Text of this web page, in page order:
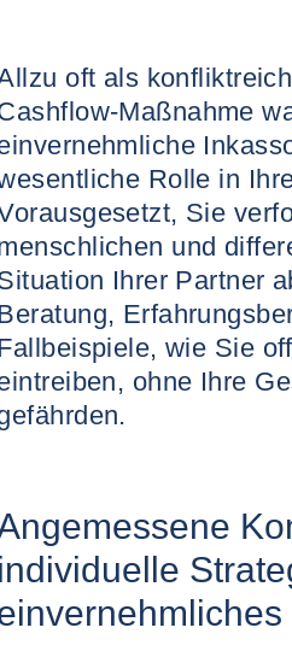
oft als
Maßnahme
Rolle in
Sie
und
Ihrer Partner
wie Sie
ohne Ihre
individuelle